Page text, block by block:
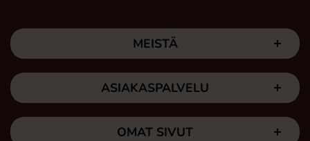
MEISTÄ
ASIAKASPALVELU
OMAT SIVUT